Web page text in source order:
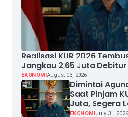
Realisasi KUR 2026
Jangkau 2,65 Juta Debitur
EKONOMIAugust 03, 2026
Dimintai
Saat Pinjam
Juta, Segera
EKONOMIJuly 31, 2026